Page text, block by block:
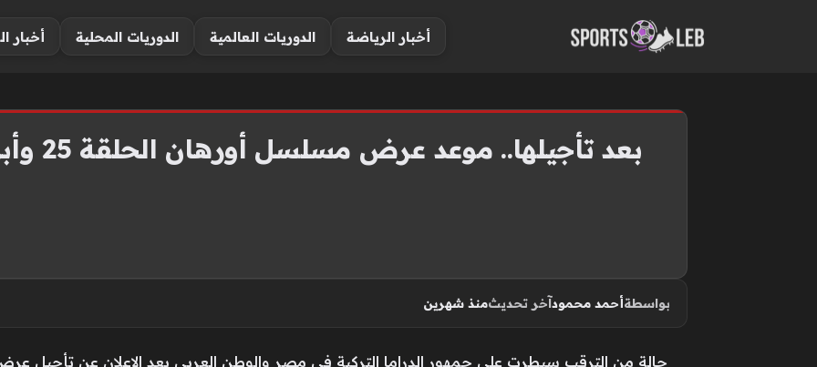
أخبار الرياضة الدوريات العالمية الدوريات المحلية أخبار
بعد تأجيلها.. موعد عرض مسلسل أورهان الحلقة 25 وأبرز الأحداث المنتظرة
بواسطةأحمد محمودآخر تحديثمنذ شهرين
حالة من الترقب سيطرت على جمهور الدراما التركية في مصر والوطن العربي بعد الإعلان عن تأجيل